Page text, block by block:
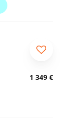
1 349 €